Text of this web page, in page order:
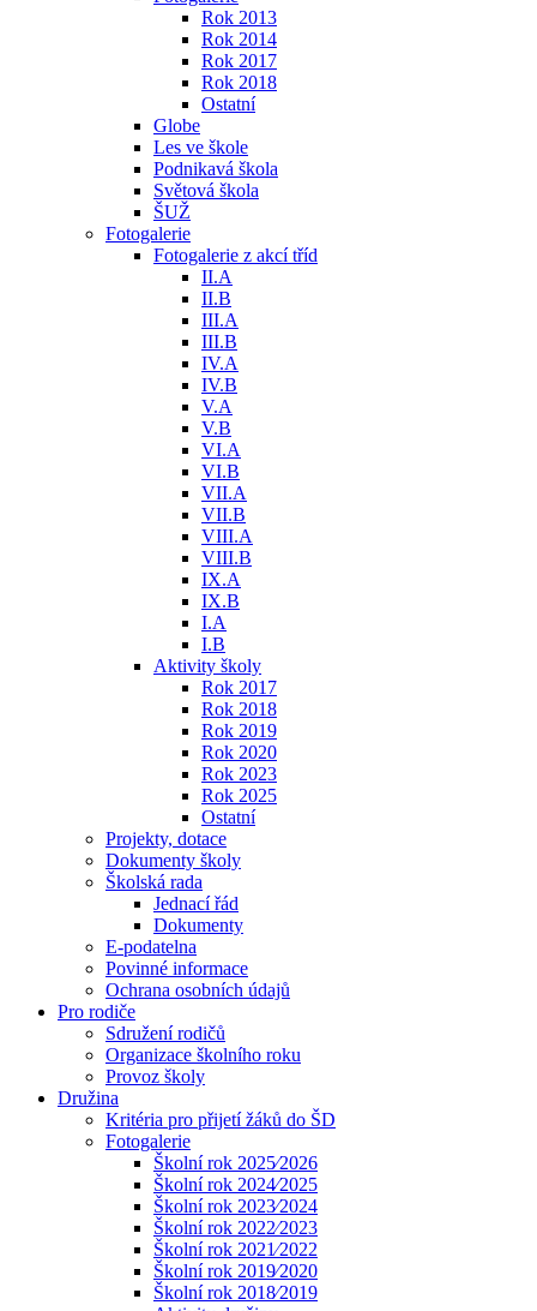
Rok 2013
Rok 2014
Rok 2017
Rok 2018
Ostatní
Globe
Les ve škole
Podnikavá škola
Světová škola
ŠUŽ
Fotogalerie
Fotogalerie z akcí tříd
II.A
II.B
III.A
III.B
IV.A
IV.B
V.A
V.B
VI.A
VI.B
VII.A
VII.B
VIII.A
VIII.B
IX.A
IX.B
I.A
I.B
Aktivity školy
Rok 2017
Rok 2018
Rok 2019
Rok 2020
Rok 2023
Rok 2025
Ostatní
Projekty, dotace
Dokumenty školy
Školská rada
Jednací řád
Dokumenty
E-podatelna
Povinné informace
Ochrana osobních údajů
Pro rodiče
Sdružení rodičů
Organizace školního roku
Provoz školy
Družina
Kritéria pro přijetí žáků do ŠD
Fotogalerie
Školní rok 2025⁄2026
Školní rok 2024⁄2025
Školní rok 2023⁄2024
Školní rok 2022⁄2023
Školní rok 2021⁄2022
Školní rok 2019⁄2020
Školní rok 2018⁄2019